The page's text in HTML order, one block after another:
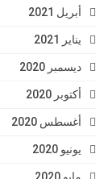
أبريل 2021
يناير 2021
ديسمبر 2020
أكتوبر 2020
أغسطس 2020
يونيو 2020